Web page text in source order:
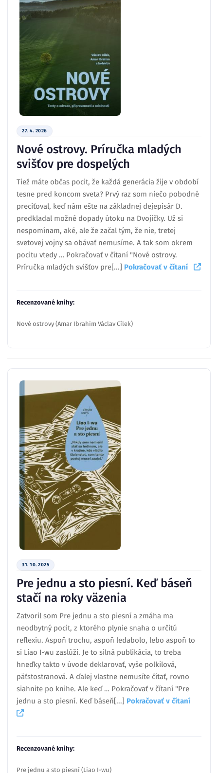
27. 4. 2026
Nové ostrovy. Príručka mladých
svišťov pre dospelých
Tiež máte občas pocit, že každá generácia žije v období
tesne pred koncom sveta? Prvý raz som niečo pobodné
preciťoval, keď nám ešte na základnej dejepisár D.
predkladal možné dopady útoku na Dvojičky. Už si
nespomínam, aké, ale že začal tým, že nie, tretej
svetovej vojny sa obávať nemusíme. A tak som okrem
pocitu vtedy … Pokračovať v čítaní "Nové ostrovy.
Príručka mladých svišťov pre[...] Pokračovať v čítaní
Recenzované knihy:
Nové ostrovy (Amar Ibrahim Václav Cílek)
31. 10. 2025
Pre jednu a sto piesní. Keď báseň
stačí na roky väzenia
Zatvoril som Pre jednu a sto piesní a zmáha ma
neodbytný pocit, z ktorého plynie snaha o určitú
reflexiu. Aspoň trochu, aspoň ledabolo, lebo aspoň to
si Liao I-wu zaslúži. Je to silná publikácia, to treba
hneďky takto v úvode deklarovať, vyše polkilová,
päťstostranová. A ďalej vlastne nemusíte čítať, rovno
siahnite po knihe. Ale keď … Pokračovať v čítaní "Pre
jednu a sto piesní. Keď báseň[...] Pokračovať v čítaní
Recenzované knihy:
Pre jednu a sto piesní (Liao I-wu)